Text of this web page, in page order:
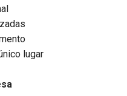
lugar